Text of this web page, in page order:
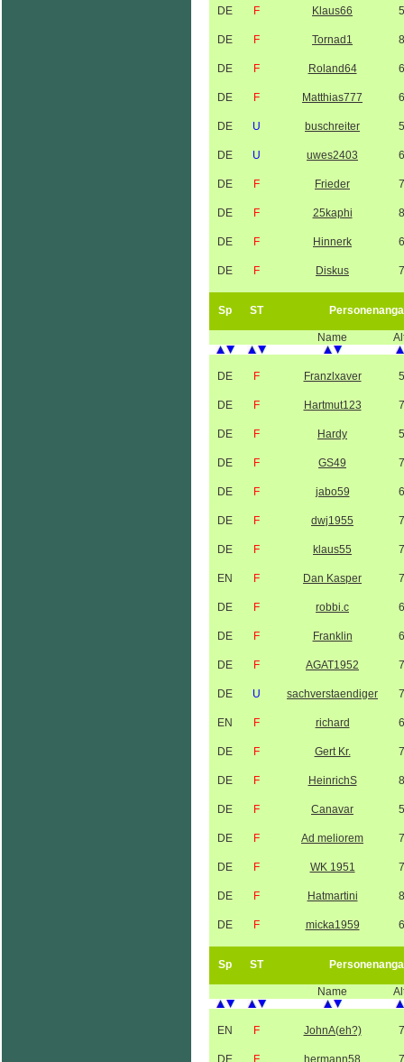
DE F Klaus66
DE F Tornad1
DE F Roland64
DE F Matthias777
DE U buschreiter
DE U uwes2403
DE F Frieder
DE F 25kaphi
DE F Hinnerk
DE F Diskus
Sp ST
Name
DE F Franzlxaver
DE F Hartmut123
DE F Hardy
DE F GS49
DE F jabo59
DE F dwj1955
DE F klaus55
EN F Dan Kasper
DE F robbi.c
DE F Franklin
DE F AGAT1952
DE U sachverstaendiger
EN F richard
DE F Gert Kr.
DE F HeinrichS
DE F Canavar
DE F Ad meliorem
DE F WK 1951
DE F Hatmartini
DE F micka1959
Sp ST
Name
EN F JohnA(eh?)
DE F hermann58